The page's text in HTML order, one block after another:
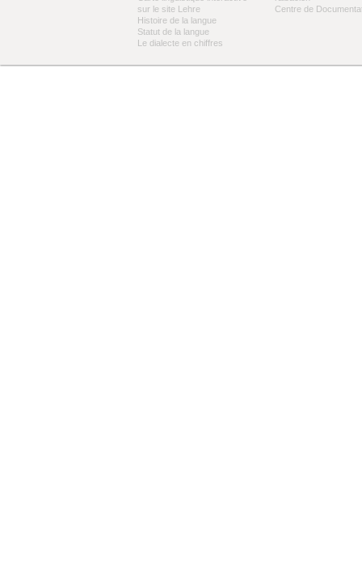
sur le site Lehre
Histoire de la langue
Statut de la langue
Le dialecte en chiffres
Centre de